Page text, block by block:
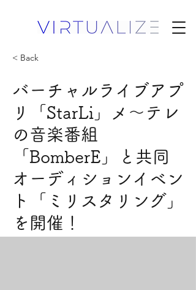
< Back
バーチャルライブアプ
リ「StarLi」メ～テレ
の音楽番組
「BomberE」と共同
オーディションイベン
ト「ミリスタリング」
を開催！